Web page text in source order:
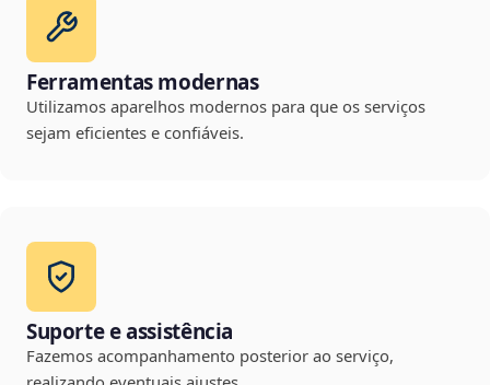
Ferramentas modernas
Utilizamos aparelhos modernos para que os serviços
sejam eficientes e confiáveis.
Suporte e assistência
Fazemos acompanhamento posterior ao serviço,